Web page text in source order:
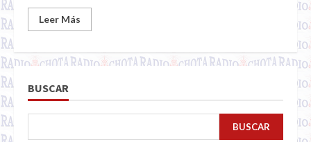
Leer Más
BUSCAR
BUSCAR